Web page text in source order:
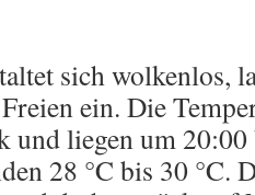
sich wolkenlos,
ein. Die
und liegen um
28 °C bis 30 °C.